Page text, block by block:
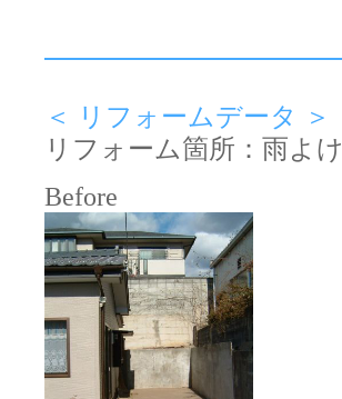
＜ リフォームデータ ＞
リフォーム箇所：雨よけ
Before